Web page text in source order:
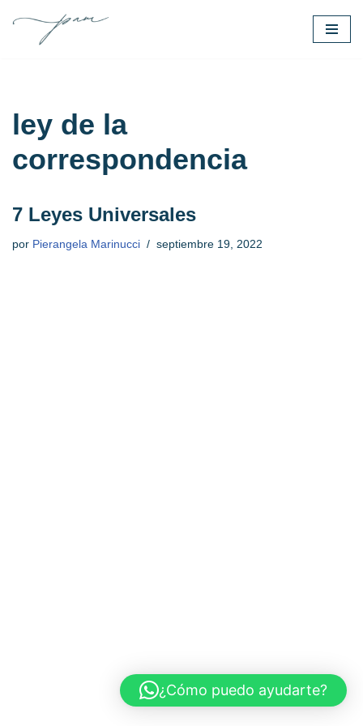
Saltar
ley de la
correspondencia
7 Leyes Universales
por Pierangela Marinucci septiembre 19, 2022
| Funciona gracias aWordPress
¿Cómo puedo ayudarte?